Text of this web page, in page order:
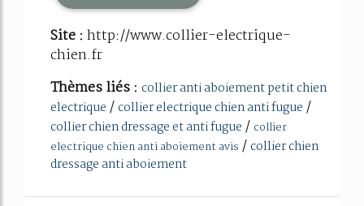
Site : http://www.collier-electrique-
chien.fr
Thèmes liés : collier anti aboiement petit chien
electrique / collier electrique chien anti fugue /
collier chien dressage et anti fugue / collier
electrique chien anti aboiement avis / collier chien
dressage anti aboiement